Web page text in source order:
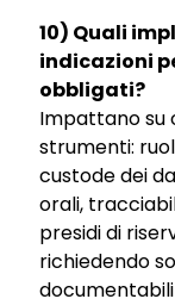
10) Quali
indicazioni
obbligati?
Impattano su
strumenti:
custode dei
orali,
presidi di
richiedendo